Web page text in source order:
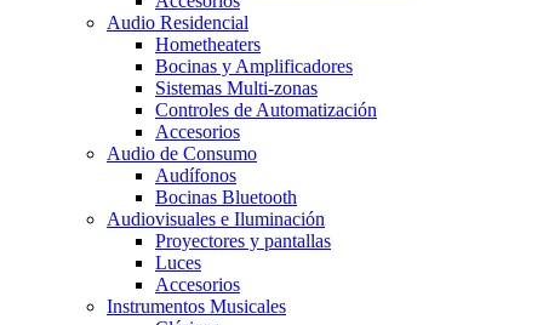
Audio Residencial
Hometheaters
Bocinas y Amplificadores
Sistemas Multi-zonas
Controles de Automatización
Accesorios
Audio de Consumo
Audífonos
Bocinas Bluetooth
Audiovisuales e Iluminación
Proyectores y pantallas
Luces
Accesorios
Instrumentos Musicales